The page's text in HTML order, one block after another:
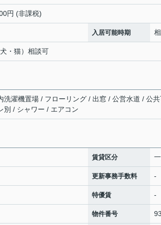
円 (非課税)
入居可能時期
・猫）相談可
洗濯機置場 / フローリング / 出窓 / 公営水道 / 公
別 / シャワー / エアコン
賃貸区分
更新事務手数料 -
特優賃 -
物件番号